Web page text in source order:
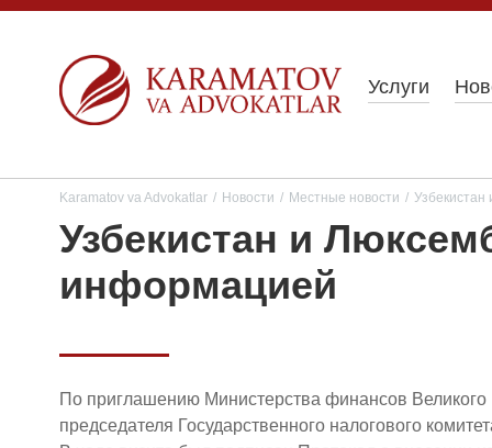
Услуги
Karamatov va Advokatlar / Новости / Местные новости / Узбекистан
Узбекистан и
информацией
По приглашению Министерства финансов Великого
председателя Государственного налогового